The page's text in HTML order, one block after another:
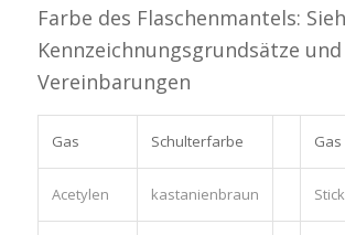
Farbe des Flaschenmantels:
Kennzeichnungsgrundsätze und
Vereinbarungen
Gas Schulterfarbe Gas
Acetylen kastanienbraun